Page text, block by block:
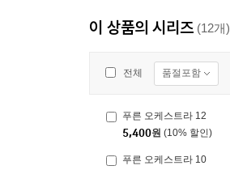
이 상품의 시리즈 (12개)
전체 품절포함
푸른 오케스트라 12
5,400원 (10% 할인)
푸른 오케스트라 10